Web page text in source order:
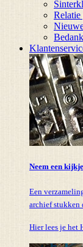
Relatie
Neem een
Een
archief stukken
Hier lees je het